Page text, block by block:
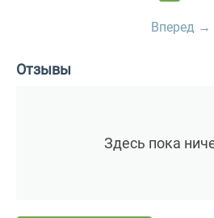
Вперед
Отзывы
Здесь пока